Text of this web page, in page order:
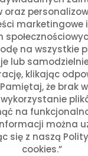
oraz
marketingowe
na wszystkie
lub
klikając
że brak
na
można
się z naszą
cookies.”
(7)
(7)
(4)
(10)
(11)
(7)
(3)